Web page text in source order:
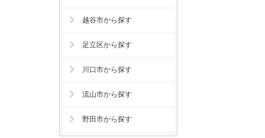
越谷市から探す
足立区から探す
川口市から探す
流山市から探す
野田市から探す